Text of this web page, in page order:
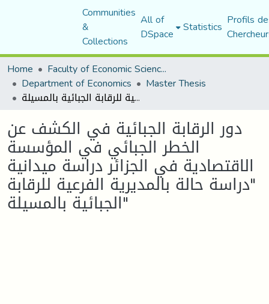
Communities
&
Collections
All of
DSpace Statistics Profils
Home
Faculty of Economic Sciences, Commerce and Management Sciences
Department of Economics Master Thesis
دور الرقابة الجبائية في الكشف عن الخطر الجبائي في المؤسسة الاقتصادية في الجزائر دراسة ميدانية "دراسة حالة بالمديرية الفرعية للرقابة الجبائية بالمسيلة"
دور الرقابة الجبائية في الكشف عن
الخطر الجبائي في المؤسسة
الاقتصادية في الجزائر دراسة ميدانية
"دراسة حالة بالمديرية الفرعية للرقابة
الجبائية بالمسيلة"